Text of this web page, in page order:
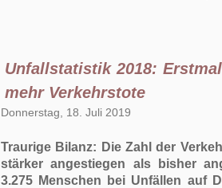
Unfallstatistik 2018:
mehr Verkehrstote
Donnerstag, 18. Juli 2019
Traurige Bilanz: Die Zahl der
stärker angestiegen als bisher
3.275 Menschen bei Unfällen auf